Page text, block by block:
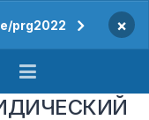
prg2022 ×